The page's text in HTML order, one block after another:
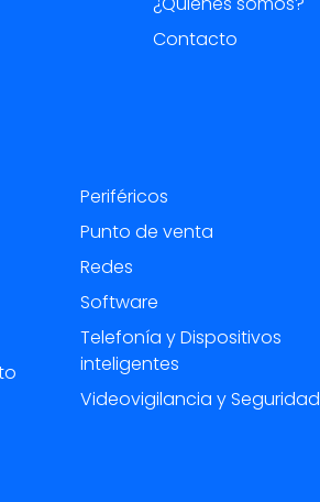
Contacto
Periféricos
Punto de venta
Redes
Software
Telefonía y Dispositivos
inteligentes
Videovigilancia y Seguridad